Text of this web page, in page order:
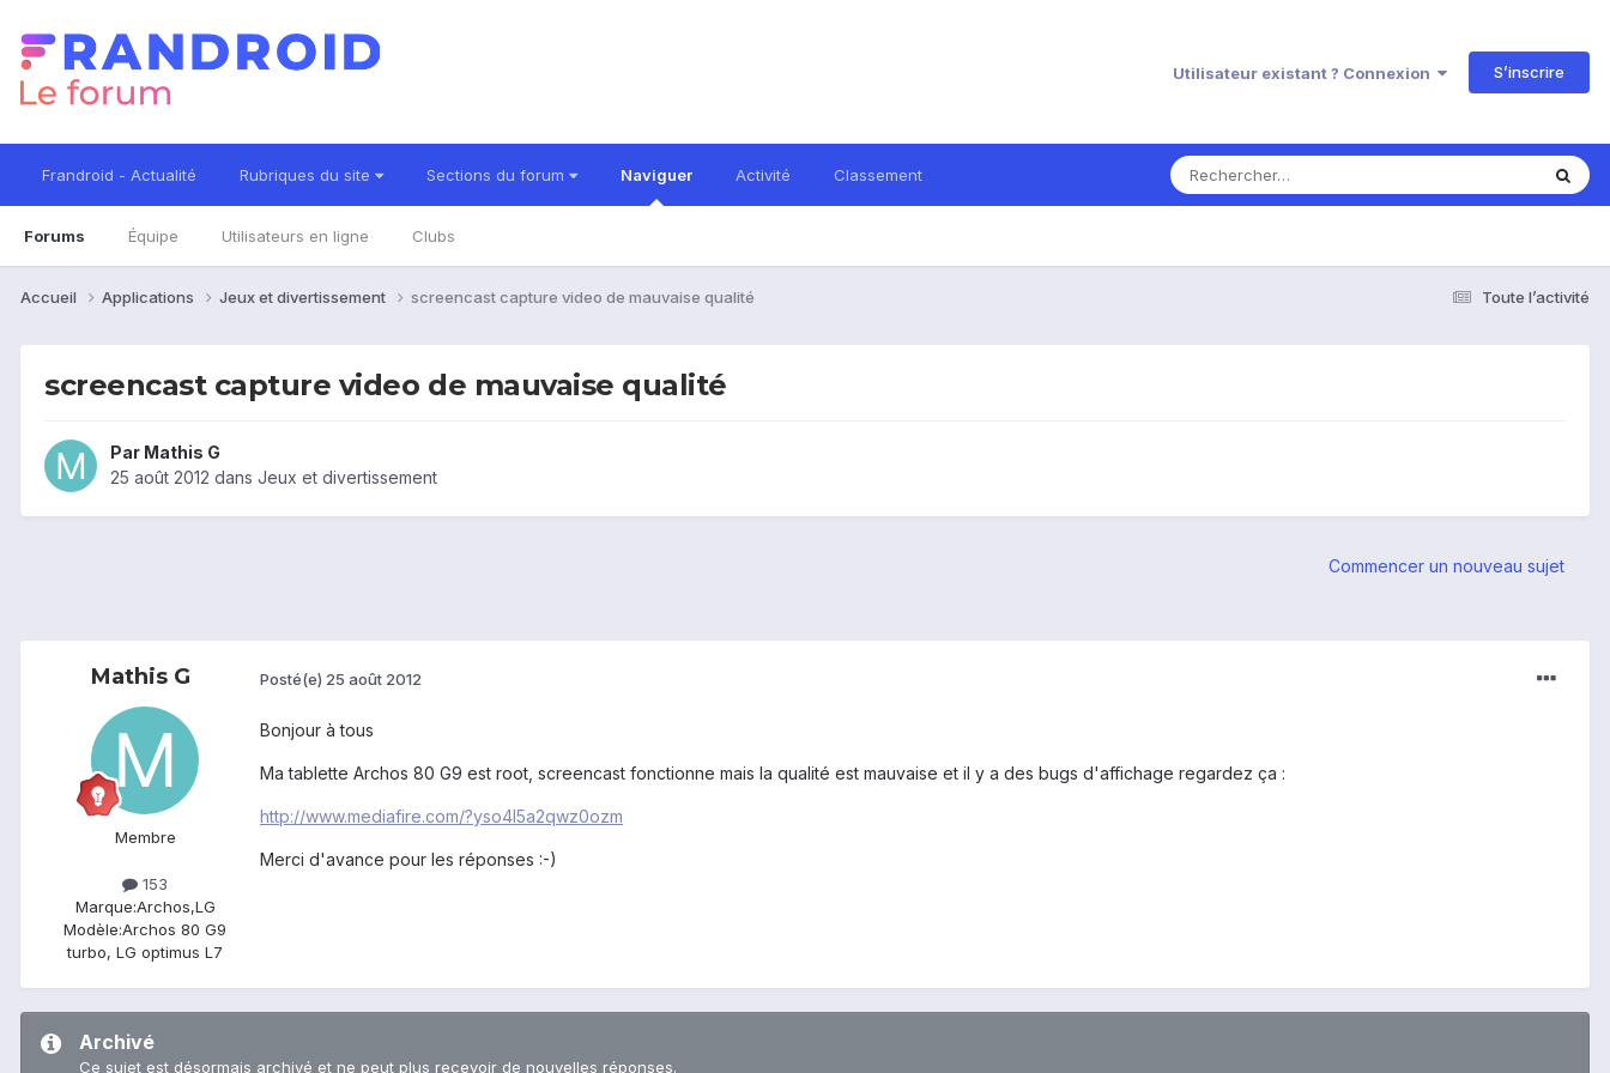
Utilisateur existant ? Connexion S’inscrire
Frandroid - Actualité Rubriques du site Sections du forum Naviguer
Forums Équipe Utilisateurs en ligne Clubs
Activité Classement
Toute l’activité
Accueil Applications Jeux et divertissement screencast capture video de mauvaise qualité
screencast capture video de mauvaise qualité
Par Mathis G
25 août 2012 dans Jeux et divertissement
Commencer un nouveau sujet
Mathis G
Membre
153
Marque:Archos,LG
Modèle:Archos 80 G9
turbo, LG optimus L7
Posté(e) 25 août 2012
Bonjour à tous
Ma tablette Archos 80 G9 est root, screencast fonctionne mais la qualité est mauvaise et il y a des bugs d'affichage regardez ça :
http://www.mediafire.com/?yso4l5a2qwz0ozm
Merci d'avance pour les réponses :-)
Archivé
Ce sujet est désormais archivé et ne peut plus recevoir de nouvelles réponses.